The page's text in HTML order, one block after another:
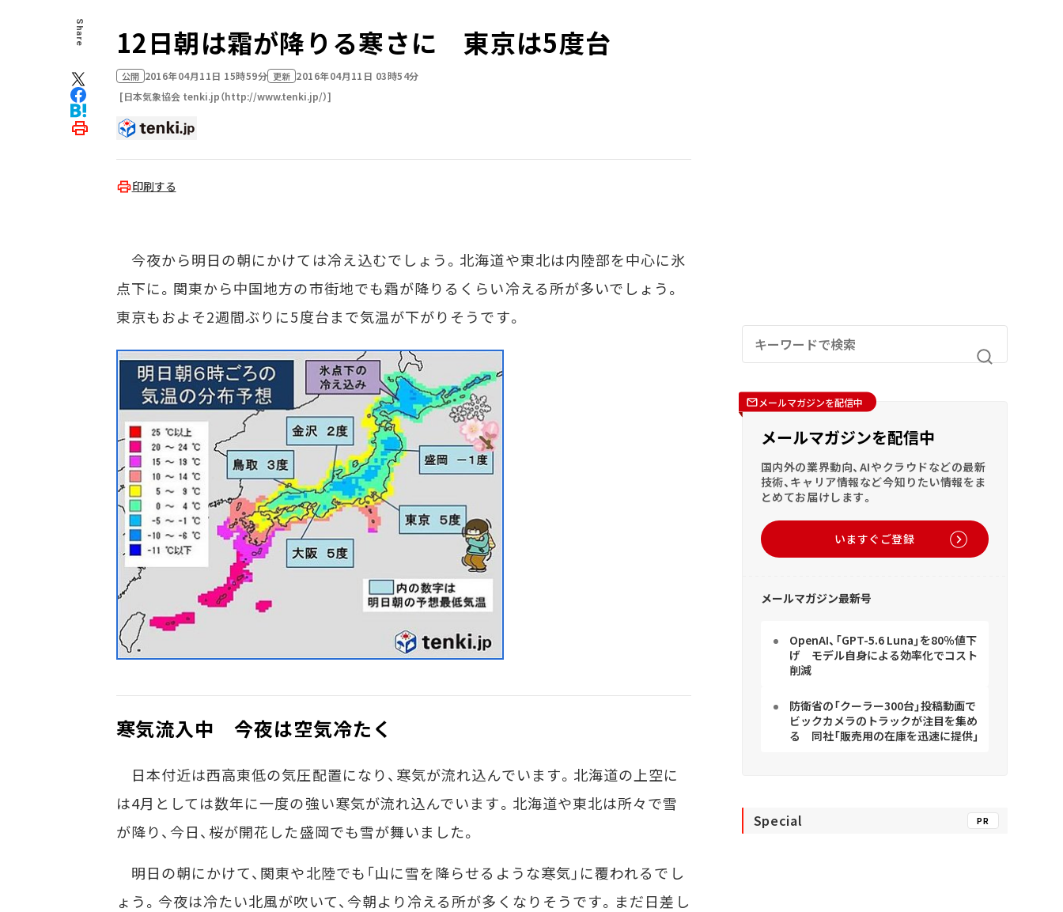
Share 12日朝は霜が降りる寒さに 東京は5度台
公開 2016年04月11日 15時59分 更新 2016年04月11日 03時54分
[日本気象協会 tenki.jp（http://www.tenki.jp/）]
印刷する
今夜から明日の朝にかけては冷え込むでしょう。北海道や東北は内陸部を中心に氷
点下に。関東から中国地方の市街地でも霜が降りるくらい冷える所が多いでしょう。
東京もおよそ2週間ぶりに5度台まで気温が下がりそうです。
寒気流入中 今夜は空気冷たく
日本付近は西高東低の気圧配置になり、寒気が流れ込んでいます。北海道の上空に
は4月としては数年に一度の強い寒気が流れ込んでいます。北海道や東北は所々で雪
が降り、今日、桜が開花した盛岡でも雪が舞いました。
明日の朝にかけて、関東や北陸でも「山に雪を降らせるような寒気」に覆われるでし
ょう。今夜は冷たい北風が吹いて、今朝より冷える所が多くなりそうです。まだ日差し
メールマガジンを配信中
メールマガジンを配信中
国内外の業界動向、AIやクラウドなどの最新
技術、キャリア情報など今知りたい情報をま
とめてお届けします。
いますぐご登録
メールマガジン最新号
OpenAI、「GPT-5.6 Luna」を80％値下
げ モデル自身による効率化でコスト
削減
防衛省の「クーラー300台」投稿動画で
ビックカメラのトラックが注目を集め
る 同社「販売用の在庫を迅速に提供」
Special PR